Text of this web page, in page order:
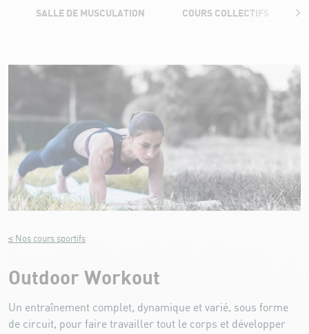
SALLE DE MUSCULATION COURS COLLECTIFS
Outdoor Workout
≤ Nos cours sportifs
Outdoor Workout
Un entraînement complet, dynamique et varié, sous forme
de circuit, pour faire travailler tout le corps et développer